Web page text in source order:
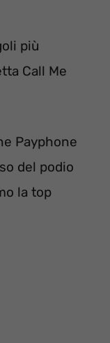
più
Call Me
Payphone
del podio
la top